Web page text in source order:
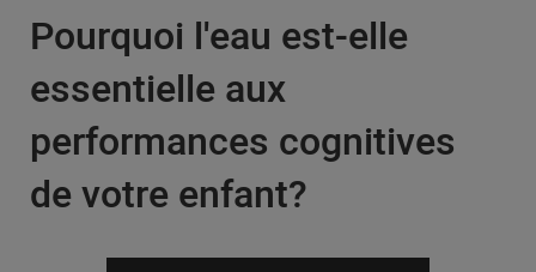
Pourquoi l'eau est-elle
essentielle aux
performances cognitives
de votre enfant?